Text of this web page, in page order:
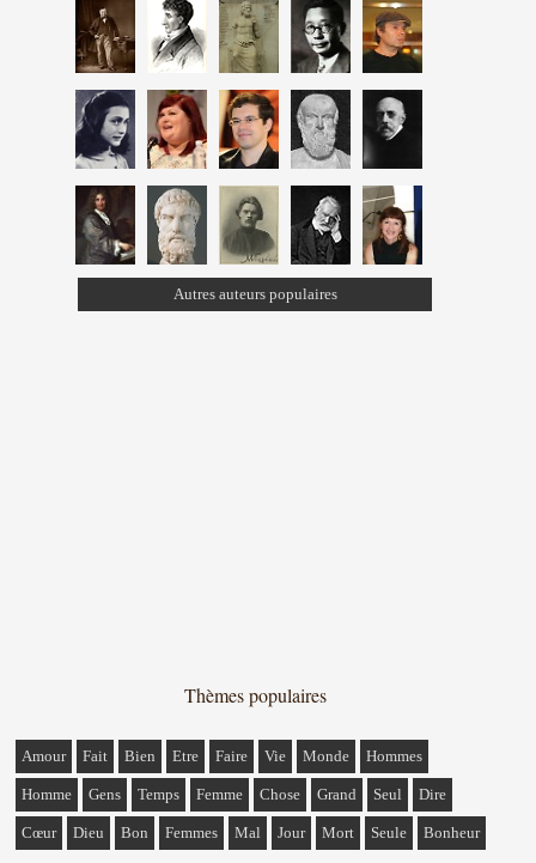
Autres auteurs populaires
Thèmes populaires
Amour Fait Bien Etre Faire Vie Monde Hommes
Homme Gens Temps Femme Chose Grand Seul Dire
Cœur Dieu Bon Femmes Mal Jour Mort Seule Bonheur